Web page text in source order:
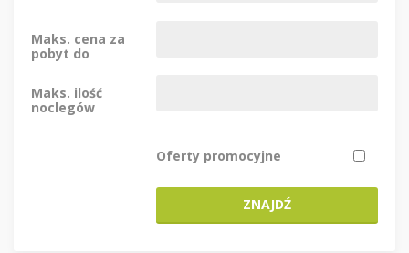
Maks. cena za
pobyt do
Maks. ilość
noclegów
Oferty promocyjne
ZNAJDŹ